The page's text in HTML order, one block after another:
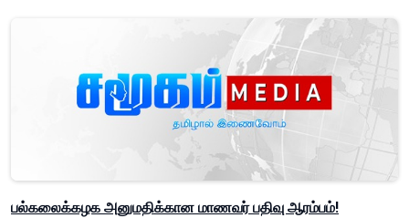
பல்கலைக்கழக அனுமதிக்கான மாணவர் பதிவு ஆரம்பம்!